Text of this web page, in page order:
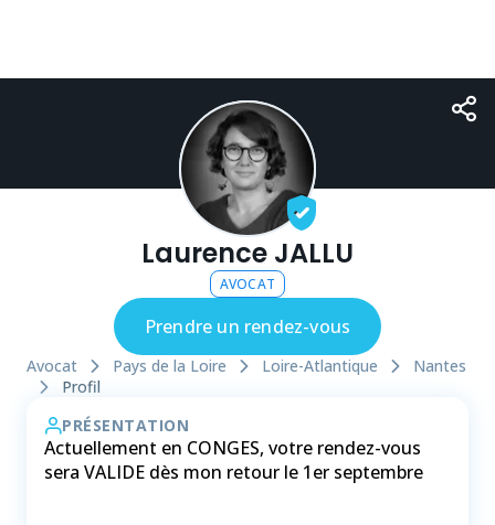
Laurence JALLU
AVOCAT
Prendre un rendez-vous
Avocat Pays de la Loire Loire-Atlantique
Nantes
Profil
PRÉSENTATION
Actuellement en CONGES, votre rendez-vous
sera VALIDE dès mon retour le 1er septembre